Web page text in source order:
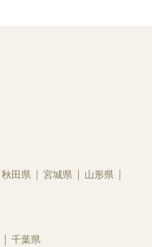
秋田県 宮城県
山形県
千葉県